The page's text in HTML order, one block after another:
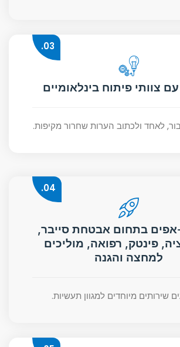
03.
צוותי פיתוח בינלאומיים
לאחד ולכתוב הערות שחרור מקיפות.
04.
בתחום אבטחת סייבר,
פינטק, רפואה, מוליכים
למחצה והגנה
שירותים מיוחדים למגוון תעשיות.